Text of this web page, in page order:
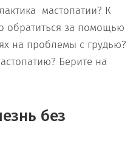
мастопатии? К
обратиться за помощью
на проблемы с грудью?
Берите на
без